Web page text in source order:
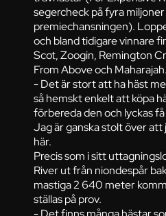
segercheck på fyra
premiechansningen).
och bland tidigare vinnare
Scot, Zoogin, Remington
From Above och Maharajah.
- Det är stort att ha häst
så hemskt enkelt att köpa
förbereda den och lyckas
Jag är ganska stolt över att
här.
Precis som i sitt
River ut från niondespår
mastiga 2 640 meter
ställas på prov.